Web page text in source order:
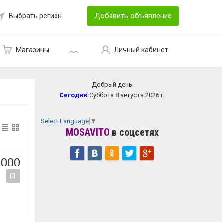
Выбрать регион Добавить объявление
Магазины Личный кабинет
Добрый день
Сегодня:Суббота 8 августа 2026 г.
Select Language ▼
MOSAVITO в соцсетях